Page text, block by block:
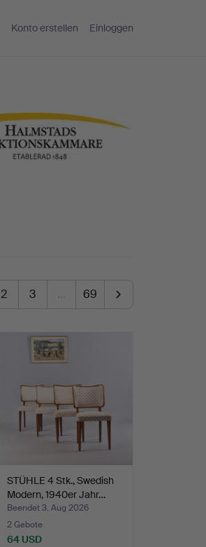
Konto erstellen Einloggen
2 3 … 69
STÜHLE 4 Stk., Swedish
Modern, 1940er Jahr…
Beendet 3. Aug 2026
2 Gebote
64 USD